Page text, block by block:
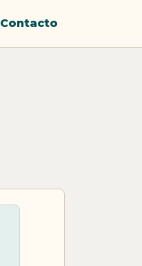
Contacto